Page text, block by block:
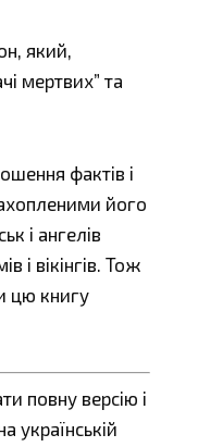
який,
мертвих” та
фактів і
його
і ангелів
і вікінгів. Тож
цю книгу
повну версію і
українській